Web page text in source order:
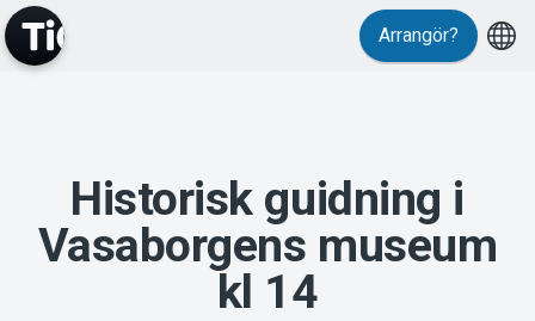
Evenemang
MyTickster
Arrangör?
Historisk guidning i
Vasaborgens museum
kl 14